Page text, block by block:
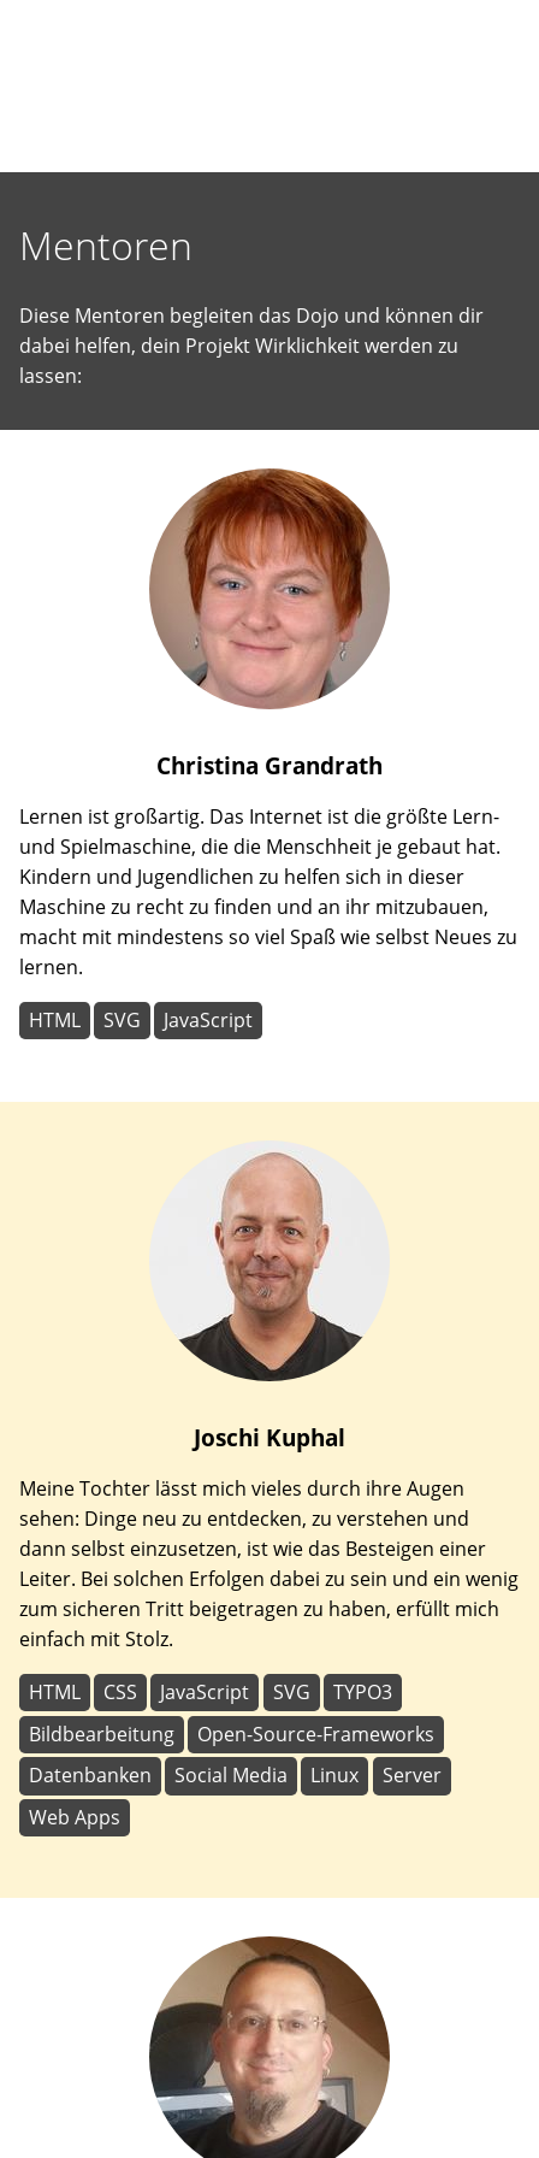
zu
Mentoren
Diese Mentoren begleiten das Dojo und können dir
dabei helfen, dein Projekt Wirklichkeit werden zu
lassen:
Christina Grandrath
Lernen ist großartig. Das Internet ist die größte Lern-
und Spielmaschine, die die Menschheit je gebaut hat.
Kindern und Jugendlichen zu helfen sich in dieser
Maschine zu recht zu finden und an ihr mitzubauen,
macht mit mindestens so viel Spaß wie selbst Neues zu
lernen.
HTML SVG JavaScript
Joschi Kuphal
Meine Tochter lässt mich vieles durch ihre Augen
sehen: Dinge neu zu entdecken, zu verstehen und
dann selbst einzusetzen, ist wie das Besteigen einer
Leiter. Bei solchen Erfolgen dabei zu sein und ein wenig
zum sicheren Tritt beigetragen zu haben, erfüllt mich
einfach mit Stolz.
HTML CSS JavaScript SVG
TYPO3
Bildbearbeitung
Open-Source-Frameworks
Datenbanken
Social Media Linux
Server
Web Apps